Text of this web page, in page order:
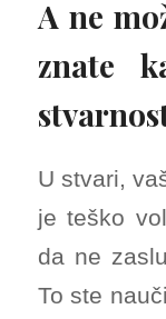
A ne
znate
U stvari,
je teško
da ne
To ste